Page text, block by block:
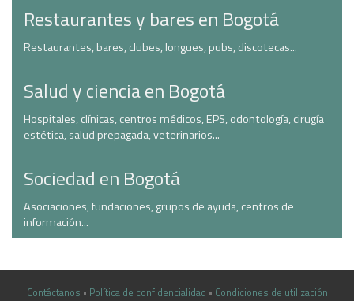
Restaurantes y bares en Bogotá
Restaurantes, bares, clubes, longues, pubs, discotecas...
Salud y ciencia en Bogotá
Hospitales, clínicas, centros médicos, EPS, odontología, cirugía
estética, salud prepagada, veterinarios...
Sociedad en Bogotá
Asociaciones, fundaciones, grupos de ayuda, centros de
información...
Contáctanos • Política de confidencialidad • Condiciones de utilización